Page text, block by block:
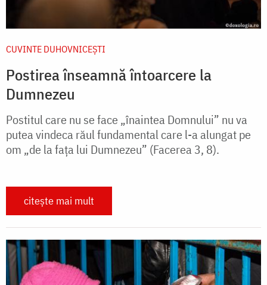
CUVINTE DUHOVNICEȘTI
Postirea înseamnă întoarcere la
Dumnezeu
Postitul care nu se face „înaintea Domnului” nu va
putea vindeca răul fundamental care l-a alungat pe
om „de la fața lui Dumnezeu” (Facerea 3, 8).
citește mai mult